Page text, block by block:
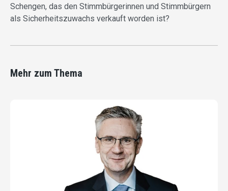
Schengen, das den Stimmbürgerinnen und Stimmbürgern
als Sicherheitszuwachs verkauft worden ist?
Mehr zum Thema